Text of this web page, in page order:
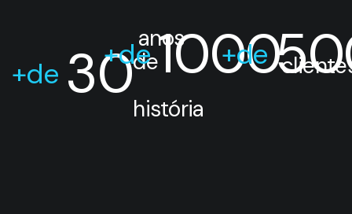
+de 30 anos
de
história
+de 1000
+de